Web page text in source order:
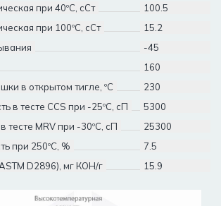
при 40ºC, сСт
100.5
при 100ºC, сСт
15.2
-45
160
в открытом тигле, ºC
230
в тесте CCS при -25ºС, сП
5300
тесте MRV при -30ºС, сП
25300
при 250ºС, %
7.5
D2896), мг КОН/г
15.9